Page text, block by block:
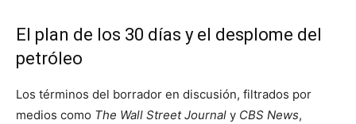
El plan de los 30 días y el desplome del
petróleo
Los términos del borrador en discusión, filtrados por
medios como The Wall Street Journal y CBS News,